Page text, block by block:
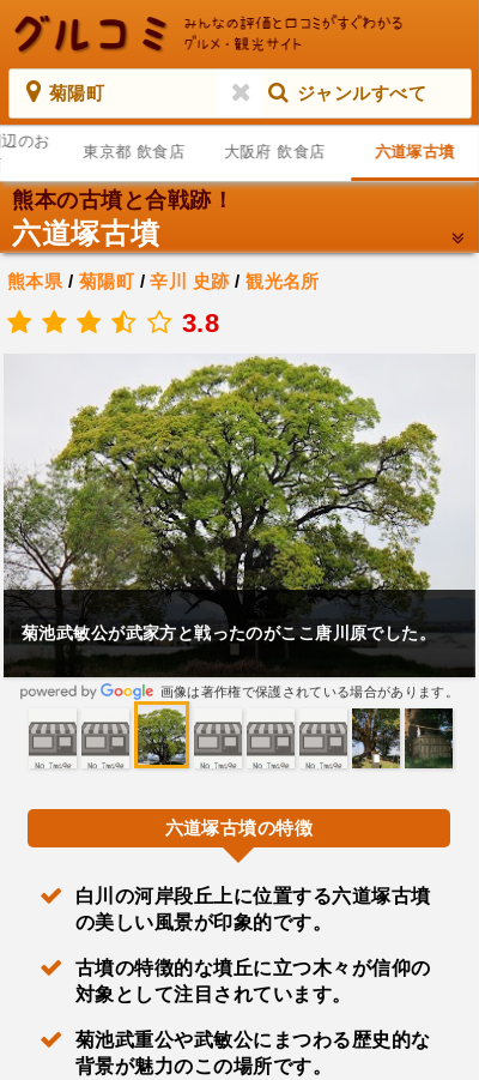
菊陽町 ジャンルすべて
のお
東京都 飲食店 大阪府 飲食店 六道塚古墳
熊本の古墳と合戦跡！
六道塚古墳
熊本県 / 菊陽町/辛川 史跡 /観光名所
3.8
菊池武敏公が武家方と戦ったのがここ唐川原でした。
画像は著作権で保護されている場合があります。
六道塚古墳の特徴
白川の河岸段丘上に位置する六道塚古墳
の美しい風景が印象的です。
古墳の特徴的な墳丘に立つ木々が信仰の
対象として注目されています。
菊池武重公や武敏公にまつわる歴史的な
背景が魅力のこの場所です。